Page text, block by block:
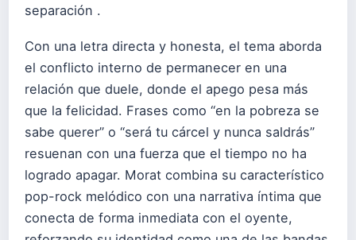
separación .
Con una letra directa y honesta, el tema aborda
el conflicto interno de permanecer en una
relación que duele, donde el apego pesa más
que la felicidad. Frases como “en la pobreza se
sabe querer” o “será tu cárcel y nunca saldrás”
resuenan con una fuerza que el tiempo no ha
logrado apagar. Morat combina su característico
pop-rock melódico con una narrativa íntima que
conecta de forma inmediata con el oyente,